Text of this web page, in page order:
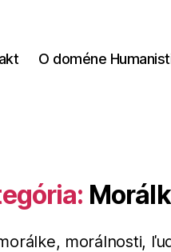
O doméne
morálnosti,